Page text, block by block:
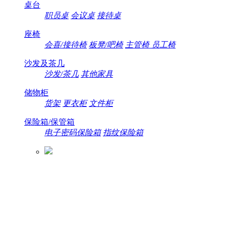
桌台
职员桌 会议桌 接待桌
座椅
会喜/接待椅 板凳/吧椅 主管椅 员工椅
沙发及茶几
沙发/茶几 其他家具
储物柜
货架 更衣柜 文件柜
保险箱/保管箱
电子密码保险箱 指纹保险箱